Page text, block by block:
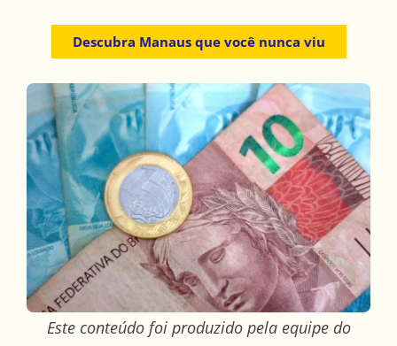
Descubra Manaus que você nunca viu
Este conteúdo foi produzido pela equipe do